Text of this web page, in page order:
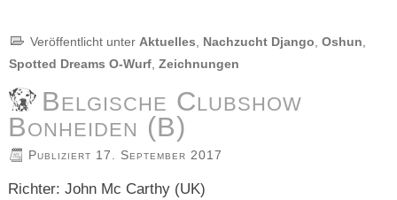
Veröffentlicht unter Aktuelles Nachzucht Django ,Oshun
Spotted Dreams O-Wurf ,Zeichnungen
Belgische Clubshow
Bonheiden (B)
Publiziert 17. September 2017
Richter: John Mc Carthy (UK)